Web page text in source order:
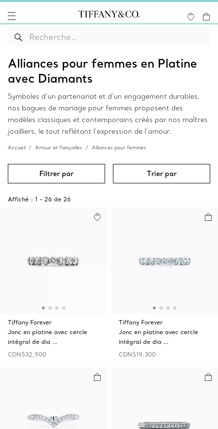
Alliances pour femmes en Platine
avec Diamants
Symboles d’un partenariat et d’un engagement durables,
nos bagues de mariage pour femmes proposent des
modèles classiques et contemporains créés par nos maîtres
joailliers, le tout reflétant l’expression de l’amour.
Accueil Amour et fiançailles Alliances pour femmes
Filtrer par Trier par
Affiché : 1 - 26 de 26
Tiffany Forever
Jonc en platine avec cercle
intégral de dia …
CDN$32,900
Tiffany Forever
Jonc en platine avec cercle
intégral de dia …
CDN$19,300